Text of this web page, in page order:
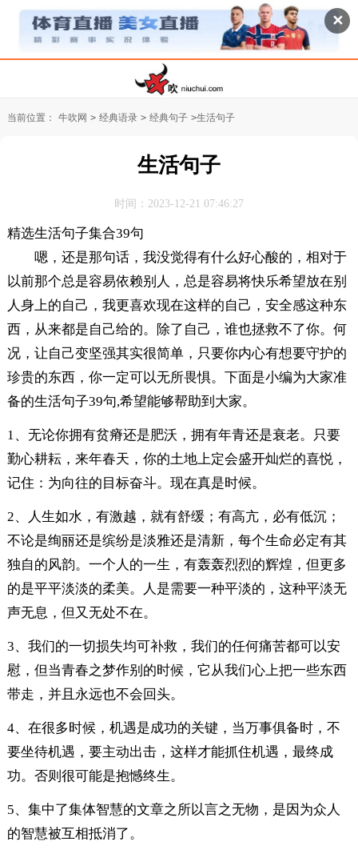
✕
当前位置： 牛吹网 > 经典语录 > 经典句子 >生活句子
生活句子
时间：2023-12-21 07:46:27
精选生活句子集合39句
嗯，还是那句话，我没觉得有什么好心酸的，相对于
以前那个总是容易依赖别人，总是容易将快乐希望放在别
人身上的自己，我更喜欢现在这样的自己，安全感这种东
西，从来都是自己给的。除了自己，谁也拯救不了你。何
况，让自己变坚强其实很简单，只要你内心有想要守护的
珍贵的东西，你一定可以无所畏惧。下面是小编为大家准
备的生活句子39句,希望能够帮助到大家。
1、无论你拥有贫瘠还是肥沃，拥有年青还是衰老。只要
勤心耕耘，来年春天，你的土地上定会盛开灿烂的喜悦，
记住：为向往的目标奋斗。现在真是时候。
2、人生如水，有激越，就有舒缓；有高亢，必有低沉；
不论是绚丽还是缤纷是淡雅还是清新，每个生命必定有其
独自的风韵。一个人的一生，有轰轰烈烈的辉煌，但更多
的是平平淡淡的柔美。人是需要一种平淡的，这种平淡无
声无息，但又无处不在。
3、我们的一切损失均可补救，我们的任何痛苦都可以安
慰，但当青春之梦作别的时候，它从我们心上把一些东西
带走，并且永远也不会回头。
4、在很多时候，机遇是成功的关键，当万事俱备时，不
要坐待机遇，要主动出击，这样才能抓住机遇，最终成
功。否则很可能是抱憾终生。
5、集中了集体智慧的文章之所以言之无物，是因为众人
的智慧被互相抵消了。